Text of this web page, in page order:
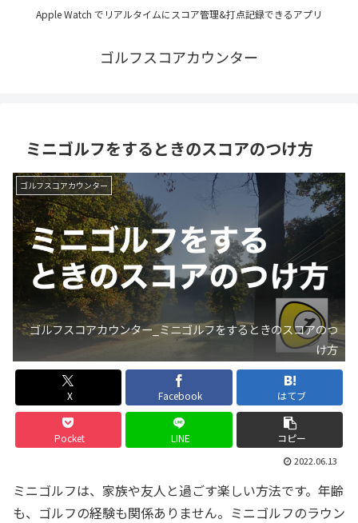
Apple Watch でリアルタイムにスコア管理&打点記録できるアプリ
ゴルフスコアカウンター
ミニゴルフをするときのスコアのつけ方
ゴルフスコアカウンター
ゴルフスコアカウンター_ミニゴルフをするときのスコアのつ
け方
X Facebook はてブ
Pocket LINE コピー
2022.06.13
ミニゴルフは、家族や友人と過ごす楽しい方法です。年齢
も、ゴルフの経験も関係ありません。ミニゴルフのラウン